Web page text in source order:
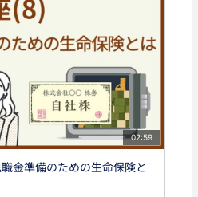
02:59
金準備のための生命保険と